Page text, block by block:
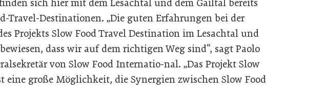
sich hier mit dem Lesachtal und dem Gailtal bereits
Travel-Destinationen. „Die guten Erfahrungen bei der
Projekts Slow Food Travel Destination im Lesachtal und
dass wir auf dem richtigen Weg sind“, sagt Paolo
von Slow Food Internatio-nal. „Das Projekt Slow
eine große Möglichkeit, die Synergien zwischen Slow Food